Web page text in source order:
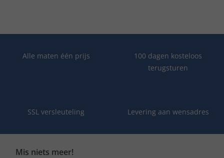
Alle maten één prijs
100 dagen kosteloos
terugsturen
SSL versleuteling Levering aan wensadres
Mis niets meer!